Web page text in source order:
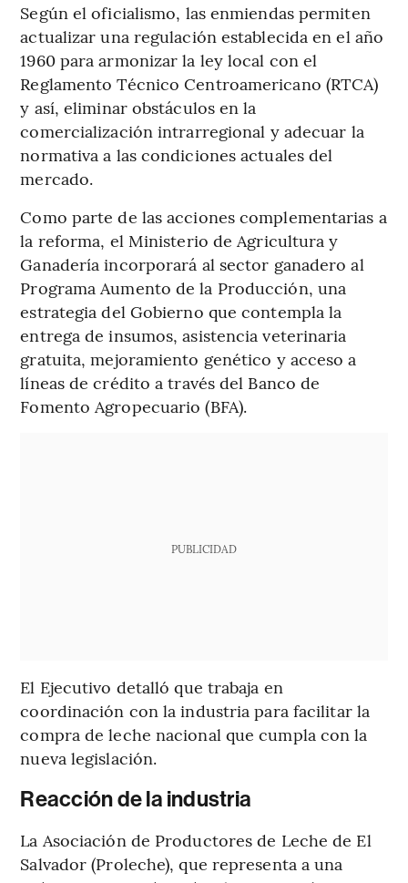
Según el oficialismo, las enmiendas permiten
actualizar una regulación establecida en el año
1960 para armonizar la ley local con el
Reglamento Técnico Centroamericano (RTCA)
y así, eliminar obstáculos en la
comercialización intrarregional y adecuar la
normativa a las condiciones actuales del
mercado.
Como parte de las acciones complementarias a
la reforma, el Ministerio de Agricultura y
Ganadería incorporará al sector ganadero al
Programa Aumento de la Producción, una
estrategia del Gobierno que contempla la
entrega de insumos, asistencia veterinaria
gratuita, mejoramiento genético y acceso a
líneas de crédito a través del Banco de
Fomento Agropecuario (BFA).
PUBLICIDAD
El Ejecutivo detalló que trabaja en
coordinación con la industria para facilitar la
compra de leche nacional que cumpla con la
nueva legislación.
Reacción de la industria
La Asociación de Productores de Leche de El
Salvador (Proleche), que representa a una